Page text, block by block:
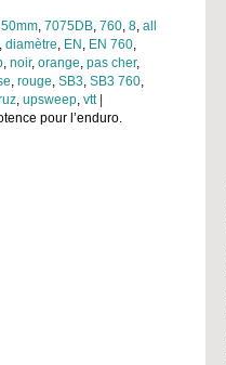
50mm, 7075DB, 760, 8, all
, diamètre, EN , EN 760,
, noir, orange, pas cher,
, rouge, SB3, SB3 760,
, upsweep, vtt
pour l’enduro.